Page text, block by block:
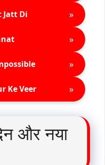
Jatt Di »
»
»
Ke Veer »
और नया